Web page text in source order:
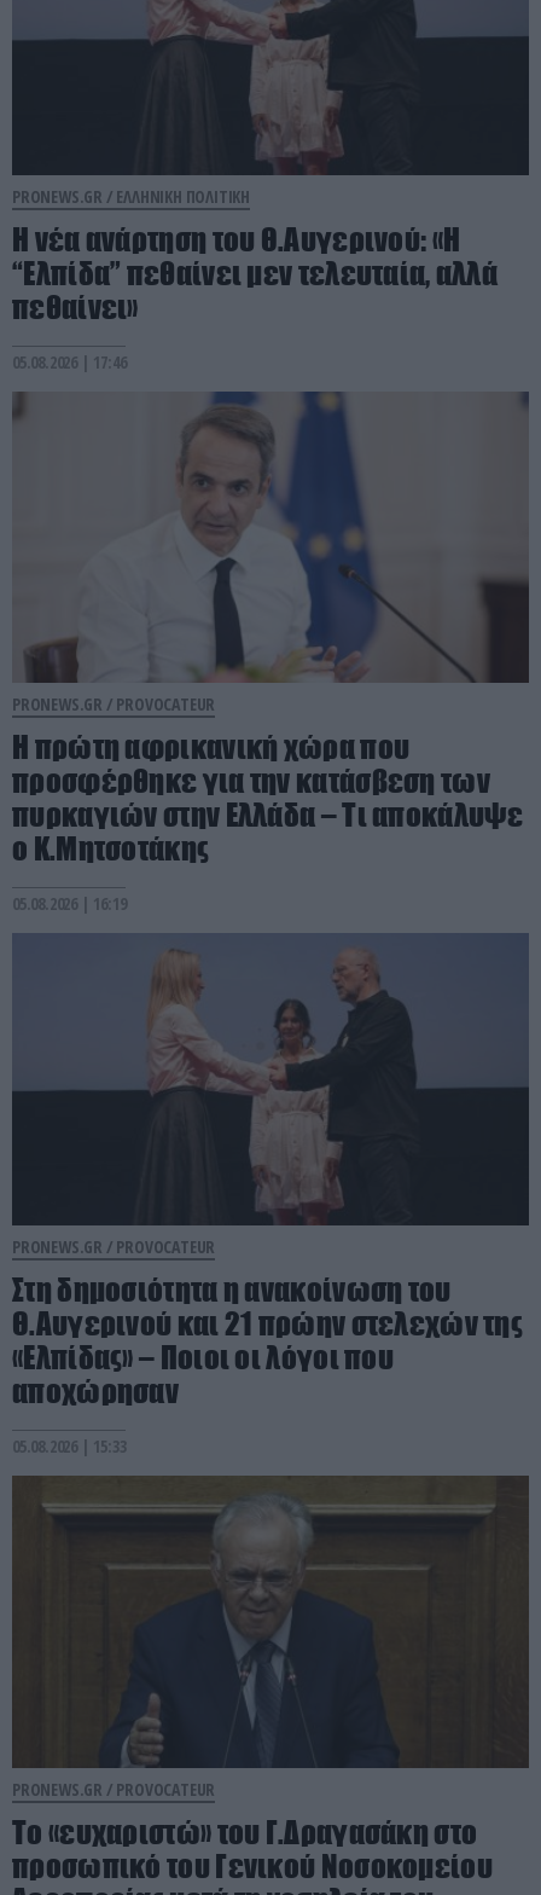
PRONEWS.GR / ΕΛΛΗΝΙΚΗ ΠΟΛΙΤΙΚΗ
Η νέα ανάρτηση του Θ.Αυγερινού: «Η
“Ελπίδα” πεθαίνει μεν τελευταία, αλλά
πεθαίνει»
05.08.2026 | 17:46
PRONEWS.GR / PROVOCATEUR
Η πρώτη αφρικανική χώρα που
προσφέρθηκε για την κατάσβεση των
πυρκαγιών στην Ελλάδα – Τι αποκάλυψε
ο Κ.Μητσοτάκης
05.08.2026 | 16:19
PRONEWS.GR / PROVOCATEUR
Στη δημοσιότητα η ανακοίνωση του
Θ.Αυγερινού και 21 πρώην στελεχών της
«Ελπίδας» – Ποιοι οι λόγοι που
αποχώρησαν
05.08.2026 | 15:33
PRONEWS.GR / PROVOCATEUR
Το «ευχαριστώ» του Γ.Δραγασάκη στο
προσωπικό του Γενικού Νοσοκομείου